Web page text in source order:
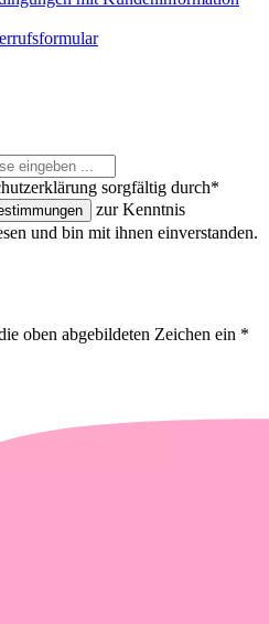
sorgfältig durch*
zur Kenntnis
und bin mit ihnen einverstanden.
oben abgebildeten Zeichen ein *